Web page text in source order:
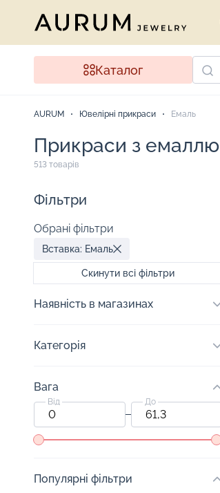
Каталог
AURUM Ювелірні прикраси Емаль
Прикраси з емаллю
513 товарів
Фільтри
Обрані фільтри
Вставка: Емаль
Скинути всі фільтри
Наявність в магазинах
Категорія
Вага
Від До
Популярні фільтри